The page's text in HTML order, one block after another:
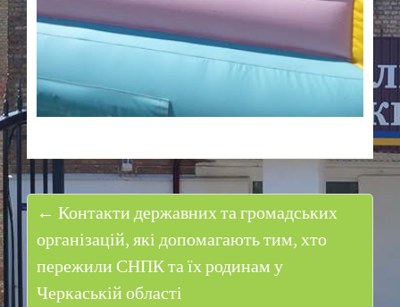
← Контакти державних та громадських
організацій, які допомагають тим, хто
пережили СНПК та їх родинам у
Черкаській області